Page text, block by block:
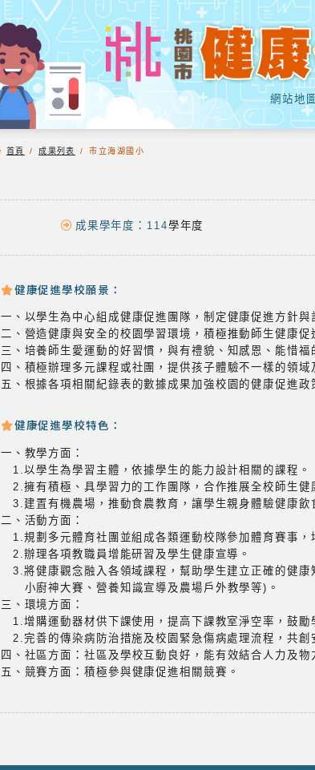
網站地
首頁 /成果列表 / 市立海湖國小
成果學年度：114學年度
健康促進學校願景：
一、以學生為中心組成健康促進團隊，制定健康促進方針與
二、營造健康與安全的校園學習環境，積極推動師生健康促
三、培養師生愛運動的好習慣，與有禮貌、知感恩、能惜福
四、積極辦理多元課程或社團，提供孩子體驗不一樣的領域
五、根據各項相關紀錄表的數據成果加強校園的健康促進政
健康促進學校特色：
一、教學方面：
1.以學生為學習主體，依據學生的能力設計相關的課程。
2.擁有積極、具學習力的工作團隊，合作推展全校師生健
3.建置有機農場，推動食農教育，讓學生親身體驗健康飲
二、活動方面：
1.規劃多元體育社團並組成各類運動校隊參加體育賽事，
2.辦理各項教職員增能研習及學生健康宣導。
3.將健康觀念融入各領域課程，幫助學生建立正確的健康
小廚神大賽、營養知識宣導及農場戶外教學等)。
三、環境方面：
1.增購運動器材供下課使用，提高下課教室淨空率，鼓勵
2.完善的傳染病防治措施及校園緊急傷病處理流程，共創
四、社區方面：社區及學校互動良好，能有效結合人力及物
五、競賽方面：積極參與健康促進相關競賽。